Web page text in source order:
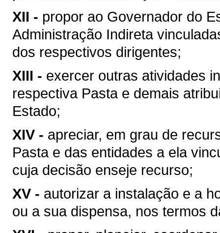
XII - propor ao Governador do
Administração Indireta
dos respectivos dirigentes;
XIII - exercer outras atividades
respectiva Pasta e demais
Estado;
XIV - apreciar, em grau de
Pasta e das entidades a ela
cuja decisão enseje recurso;
XV - autorizar a instalação e a
ou a sua dispensa, nos termos